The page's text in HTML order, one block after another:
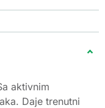
aktivnim
Daje trenutni